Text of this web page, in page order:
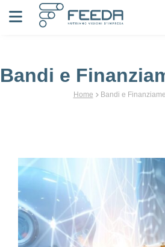
Vai al contenuto
Bandi e
Home Bandi e